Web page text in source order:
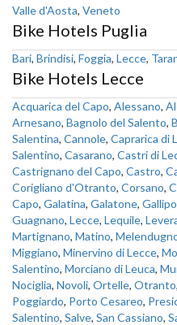
Valle d'Aosta, Veneto
Bike Hotels Puglia
Bari, Brindisi, Foggia, Lecce,
Bike Hotels Lecce
Acquarica del Capo, Alessano,
Arnesano, Bagnolo del Salento,
Salentina, Cannole, Caprarica di
Salentino, Casarano, Castri di
Castrignano del Capo, Castro,
Corigliano d'Otranto, Corsano,
Capo, Galatina, Galatone,
Guagnano, Lecce, Lequile,
Martignano, Matino,
Miggiano, Minervino di Lecce,
Salentino, Morciano di Leuca,
Nociglia, Novoli, Ortelle, Otranto,
Poggiardo, Porto Cesareo,
Salentino, Salve, San Cassiano,